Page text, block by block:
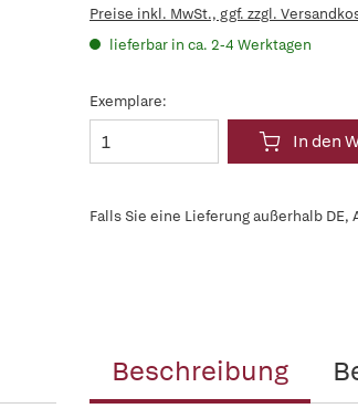
Preise inkl. MwSt., ggf. zzgl.
lieferbar in ca. 2-4 Werktagen
Exemplare:
In den
Falls Sie eine Lieferung außerhalb
Beschreibung